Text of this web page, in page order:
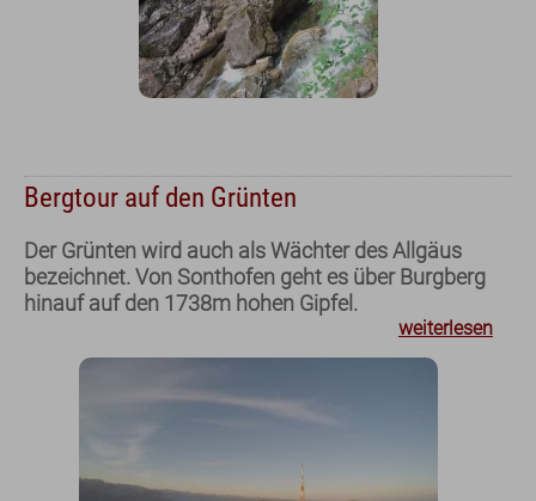
Bergtour auf den Grünten
Der Grünten wird auch als Wächter des Allgäus
bezeichnet. Von Sonthofen geht es über Burgberg
hinauf auf den 1738m hohen Gipfel.
weiterlesen